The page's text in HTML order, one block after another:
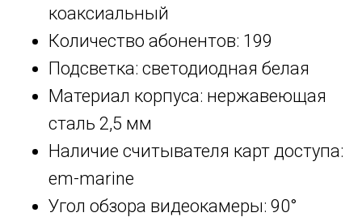
коаксиальный
Количество абонентов: 199
Подсветка: светодиодная белая
Материал корпуса: нержавеющая
сталь 2,5 мм
Наличие считывателя карт доступа:
em-marine
Угол обзора видеокамеры: 90°